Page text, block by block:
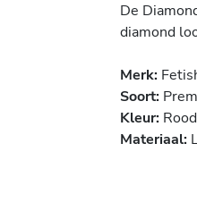
De
diamond
Merk:
Soort:
Kleur: Rood
Materiaal: